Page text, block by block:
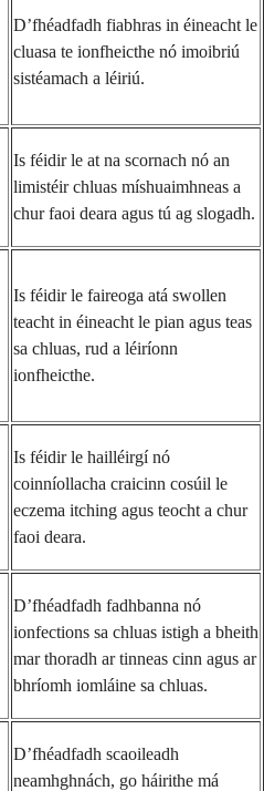
D’fhéadfadh fiabhras in éineacht le
cluasa te ionfheicthe nó imoibriú
sistéamach a léiriú.
Is féidir le at na scornach nó an
limistéir chluas míshuaimhneas a
chur faoi deara agus tú ag slogadh.
Is féidir le faireoga atá swollen
teacht in éineacht le pian agus teas
sa chluas, rud a léiríonn
ionfheicthe.
Is féidir le hailléirgí nó
coinníollacha craicinn cosúil le
eczema itching agus teocht a chur
faoi deara.
D’fhéadfadh fadhbanna nó
ionfections sa chluas istigh a bheith
mar thoradh ar tinneas cinn agus ar
bhríomh iomláine sa chluas.
D’fhéadfadh scaoileadh
neamhghnách, go háirithe má